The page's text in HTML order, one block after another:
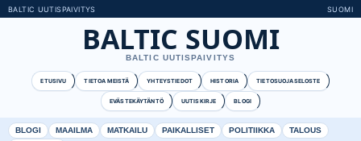
BALTIC UUTISPAIVITYS SUOMI
BALTIC SUOMI
BALTIC UUTISPAIVITYS
ETUSIVU TIETOA MEISTÄ YHTEYSTIEDOT HISTORIA TIETOSUOJASELOSTE
EVÄSTEKÄYTÄNTÖ UUTISKIRJE BLOGI
BLOGI MAAILMA MATKAILU PAIKALLISET POLITIIKKA
TALOUS